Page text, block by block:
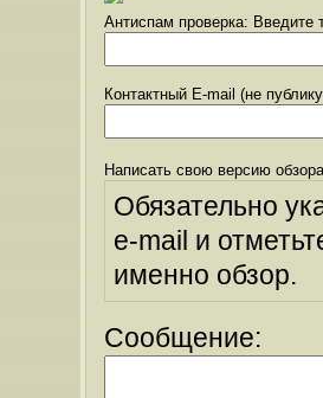
Антиспам проверка: Введите
Контактный E-mail (не
Написать свою версию
Обязательно
e-mail и
именно обзор.
Сообщение: